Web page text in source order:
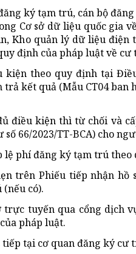
ký tạm trú, cán bộ
Cơ sở dữ liệu quốc gia
Kho quản lý dữ liệu
định của pháp luật về
theo quy định tại
trả kết quả (Mẫu CT04 ban
điều kiện thì từ chối và
66/2023/TT-BCA) cho
lệ phí đăng ký tạm trú theo
trên Phiếu tiếp nhận hồ
có).
trực tuyến qua cổng dịch
pháp luật.
tại cơ quan đăng ký cư